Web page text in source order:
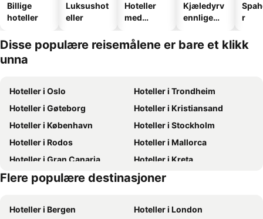
Billige
hoteller
Luksushot
eller
Hoteller
med
Kjæledyrv
ennlige
r
Disse populære reisemålene er bare et klikk
unna
Hoteller i Oslo
Hoteller i Trondheim
Hoteller i Gøteborg
Hoteller i Kristiansand
Hoteller i København
Hoteller i Stockholm
Hoteller i Rodos
Hoteller i Mallorca
Hoteller i Gran Canaria
Hoteller i Kreta
Hoteller i Oslo
Hoteller i Sverige
Flere populære destinasjoner
Hoteller i Bergen
Hoteller i London